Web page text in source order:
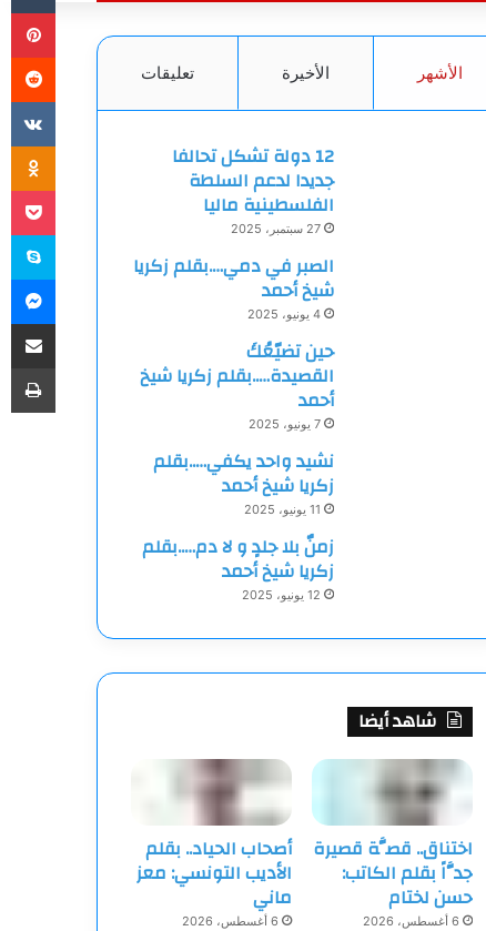
الأشهر الأخيرة تعليقات
12 دولة تشكل تحالفا
جديدا لدعم السلطة
الفلسطينية ماليا
27 سبتمبر، 2025
الصبر في دمي….بقلم زكريا
شيخ أحمد
4 يونيو، 2025
حين تضيّعُكَ
القصيدة…..بقلم زكريا شيخ
أحمد
7 يونيو، 2025
نشيد واحد يكفي…..بقلم
زكريا شيخ أحمد
11 يونيو، 2025
زمنٌ بلا جلدٍ و لا دم…..بقلم
زكريا شيخ أحمد
12 يونيو، 2025
شاهد أيضا
اختناق.. قصَّة قصيرة
جدَّاً بقلم الكاتب:
حسن لختام
6 أغسطس، 2026
أصحاب الحياد.. بقلم
الأديب التونسي: معز
ماني
6 أغسطس، 2026